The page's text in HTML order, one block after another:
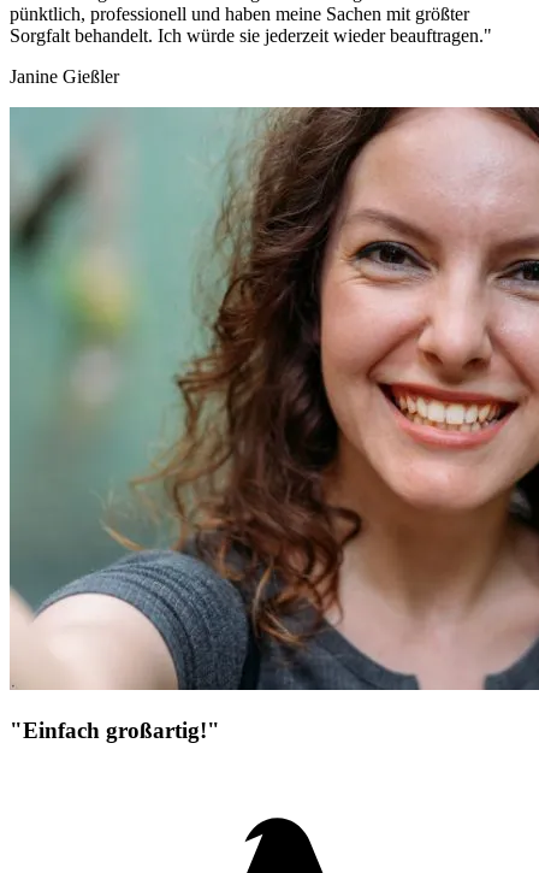
pünktlich, professionell und haben meine Sachen mit größter
Sorgfalt behandelt. Ich würde sie jederzeit wieder beauftragen."
Janine Gießler
"Einfach großartig!"